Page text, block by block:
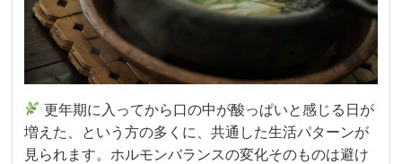
更年期に入ってから口の中が酸っぱいと感じる日が
増えた、という方の多くに、共通した生活パターンが
見られます。ホルモンバランスの変化そのものは避け